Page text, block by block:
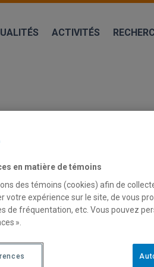
ACTIVITÉS
DE
en matière de témoins
des témoins (cookies) afin de
votre expérience sur le site, de vous
de fréquentation, etc. Vous pouvez
».